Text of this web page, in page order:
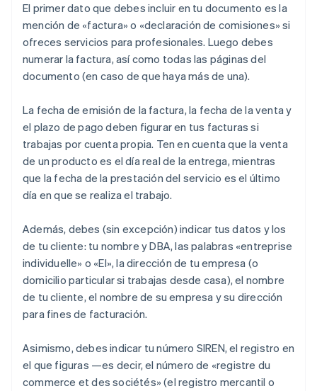
El primer dato que debes incluir en tu documento es la
mención de «factura» o «declaración de comisiones» si
ofreces servicios para profesionales. Luego debes
numerar la factura, así como todas las páginas del
documento (en caso de que haya más de una).
La fecha de emisión de la factura, la fecha de la venta y
el plazo de pago deben figurar en tus facturas si
trabajas por cuenta propia. Ten en cuenta que la venta
de un producto es el día real de la entrega, mientras
que la fecha de la prestación del servicio es el último
día en que se realiza el trabajo.
Además, debes (sin excepción) indicar tus datos y los
de tu cliente: tu nombre y DBA, las palabras «entreprise
individuelle» o «EI», la dirección de tu empresa (o
domicilio particular si trabajas desde casa), el nombre
de tu cliente, el nombre de su empresa y su dirección
para fines de facturación.
Asimismo, debes indicar tu número SIREN, el registro en
el que figuras —es decir, el número de «registre du
commerce et des sociétés» (el registro mercantil o